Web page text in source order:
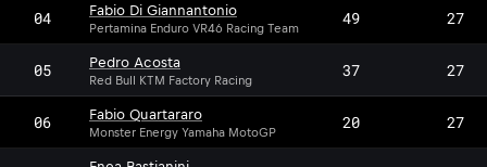
04 Fabio Di Giannantonio
Pertamina Enduro VR46 Racing Team 49 27
05 Pedro Acosta
Red Bull KTM Factory Racing 37 27
06 Fabio Quartararo
Monster Energy Yamaha MotoGP 20 27